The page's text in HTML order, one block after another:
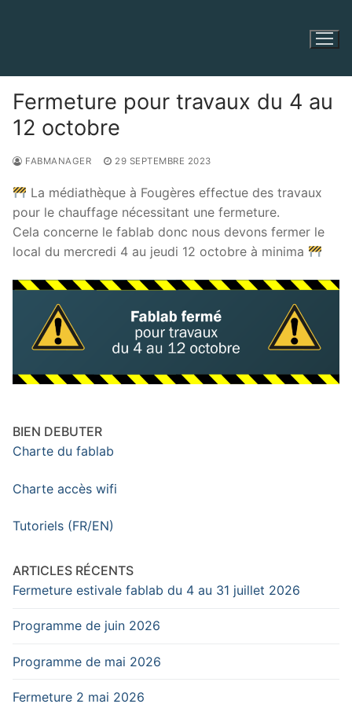
Fermeture pour travaux du 4 au
12 octobre
FABMANAGER 29 SEPTEMBRE 2023
La médiathèque à Fougères effectue des travaux
pour le chauffage nécessitant une fermeture.
Cela concerne le fablab donc nous devons fermer le
local du mercredi 4 au jeudi 12 octobre à minima
BIEN DEBUTER
Charte du fablab
Charte accès wifi
Tutoriels (FR/EN)
ARTICLES RÉCENTS
Fermeture estivale fablab du 4 au 31 juillet 2026
Programme de juin 2026
Programme de mai 2026
Fermeture 2 mai 2026